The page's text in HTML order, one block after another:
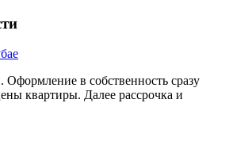
в собственность сразу
квартиры. Далее рассрочка и